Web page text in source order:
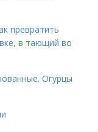
превратить
в тающий во
Огурцы